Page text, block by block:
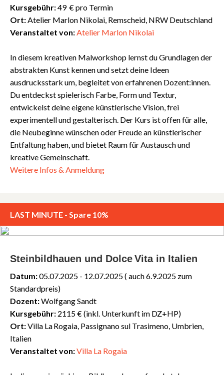
Kursgebühr:49 € pro Termin
Ort:Atelier Marlon Nikolai, Remscheid, NRW Deutschland
Veranstaltet von:Atelier Marlon Nikolai
In diesem kreativen Malworkshop lernst du Grundlagen der
abstrakten Kunst kennen und setzt deine Ideen
ausdrucksstark um, begleitet von erfahrenen Dozent:innen.
Du entdeckst spielerisch Farbe, Form und Textur,
entwickelst deine eigene künstlerische Vision, frei
experimentell und gestalterisch. Der Kurs ist offen für alle,
die Neubeginne wünschen oder Freude an künstlerischer
Entfaltung haben, und bietet Raum für Austausch und
kreative Gemeinschaft.
Weitere Infos & Anmeldung
LAST MINUTE - Spare 10%
Steinbildhauen und Dolce Vita in Italien
Datum:05.07.2025 - 12.07.2025 ( auch 6.9.2025 zum
Standardpreis)
Dozent:Wolfgang Sandt
Kursgebühr: 2115 € (inkl. Unterkunft im DZ+HP)
Ort:Villa La Rogaia, Passignano sul Trasimeno, Umbrien,
Italien
Veranstaltet von:Villa La Rogaia